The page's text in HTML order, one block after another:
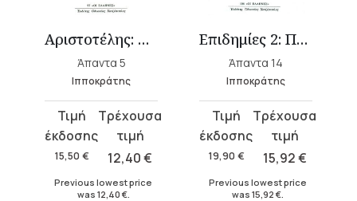
Αριστοτέλης: Διαιτητική-Θεραπευτική 1
Άπαντα 5
Ιπποκράτης
15,50 €
Original
price
was:
12,40€
Current
price
is:
Previous lowest price
was 12,40 €.
Επιδημίες 2: Περί επιδημιών Ε΄-Ζ΄
Άπαντα 14
Ιπποκράτης
19,90 €
Original
price
was:
15,92€
Current
price
is:
Previous lowest price
was 15,92 €